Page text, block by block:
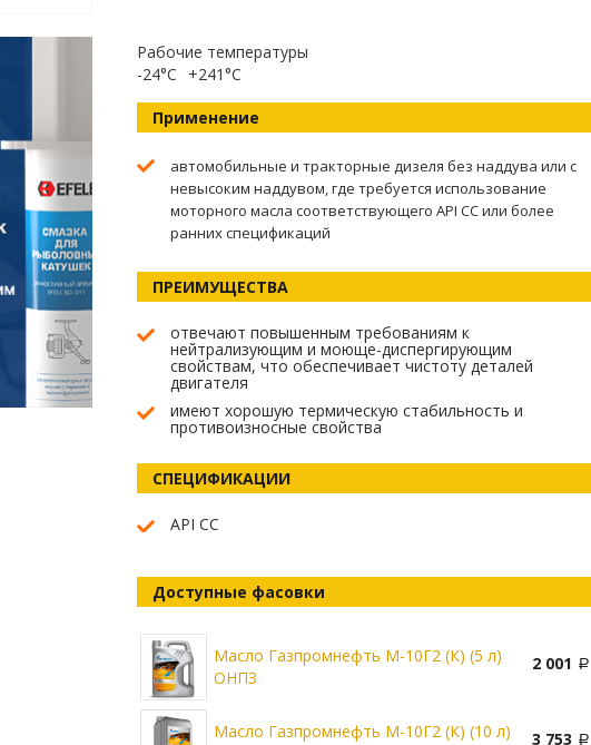
Рабочие температуры
-24°C
+241°C
Применение
автомобильные и тракторные дизеля без наддува или с
невысоким наддувом, где требуется использование
моторного масла соответствующего API СC или более
ранних спецификаций
ПРЕИМУЩЕСТВА
отвечают повышенным требованиям к
нейтрализующим и моюще-диспергирующим
свойствам, что обеспечивает чистоту деталей
двигателя
имеют хорошую термическую стабильность и
противоизносные свойства
СПЕЦИФИКАЦИИ
API СC
Доступные фасовки
Масло Газпромнефть М-10Г2 (К) (5 л)
ОНПЗ
2 001
Масло Газпромнефть М-10Г2 (К) (10 л)
3 753